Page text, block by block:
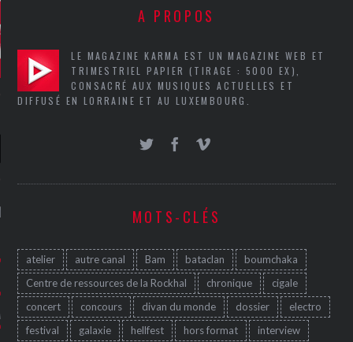
CRITIQUES
7.6
DUDE’S REV...
5.4
CLAN – A BE...
6.8
– HEL...
A PROPOS
LE MAGAZINE KARMA EST UN MAGAZINE WEB ET
TRIMESTRIEL PAPIER (TIRAGE : 5000 EX),
CONSACRÉ AUX MUSIQUES ACTUELLES ET
DIFFUSÉ EN LORRAINE ET AU LUXEMBOURG.
MOTS-CLÉS
atelier autre canal Bam bataclan
boumchaka
Centre de ressources de la Rockhal
chronique
cigale
concert
concours divan du monde dossier
electro
festival
galaxie hellfest hors format
interview